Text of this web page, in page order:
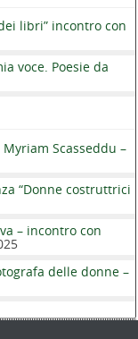
libri” incontro con
voce. Poesie da
Scasseddu –
“Donne costruttrici
– incontro con
delle donne –